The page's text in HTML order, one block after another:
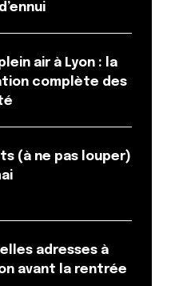
air à Lyon : la
complète des
(à ne pas louper)
adresses à
avant la rentrée